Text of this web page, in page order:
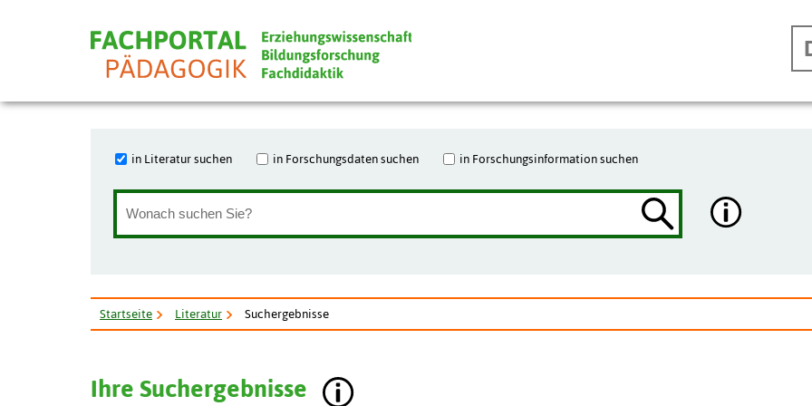
in Literatur suchen in Forschungsdaten suchen in Forschungsinformation suchen
Startseite Literatur Suchergebnisse
Ihre Suchergebnisse